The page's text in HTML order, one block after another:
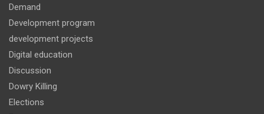
Demand
Development program
development projects
Digital education
Discussion
Dowry Killing
Elections